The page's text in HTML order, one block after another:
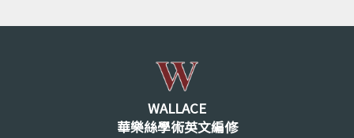
WALLACE
華樂絲學術英文編修